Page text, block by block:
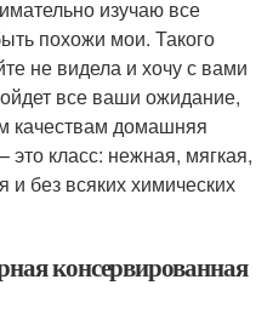
изучаю все
похожи мои. Такого
не видела и хочу с вами
все ваши ожидание,
качествам домашняя
это класс: нежная, мягкая,
и без всяких химических
консервированная